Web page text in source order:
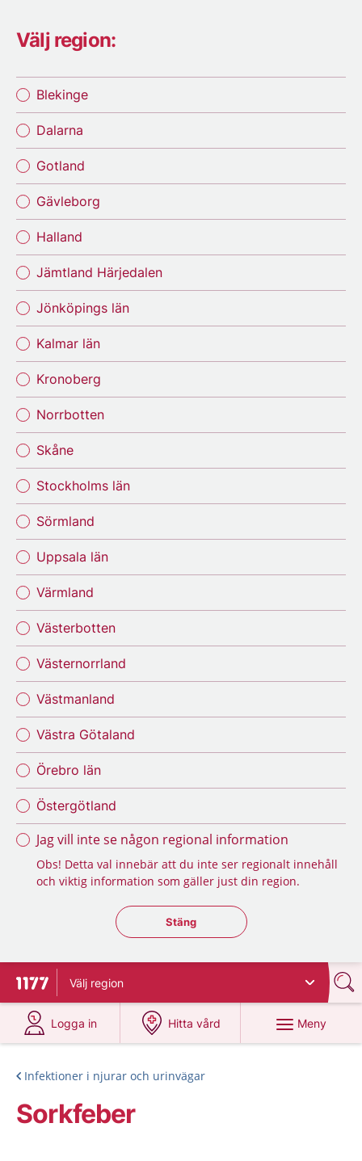
Välj region:
Blekinge
Dalarna
Gotland
Gävleborg
Halland
Jämtland Härjedalen
Jönköpings län
Kalmar län
Kronoberg
Norrbotten
Skåne
Stockholms län
Sörmland
Uppsala län
Värmland
Västerbotten
Västernorrland
Västmanland
Västra Götaland
Örebro län
Östergötland
Jag vill inte se någon regional information
Obs! Detta val innebär att du inte ser regionalt innehåll
och viktig information som gäller just din region.
Stäng regionsväljaren
Stäng
Till startsidan för 1177
Välj region
Logga in
på 1177.se
Hitta vård
på 1177.se
Meny
Infektioner i njurar och urinvägar
Sorkfeber